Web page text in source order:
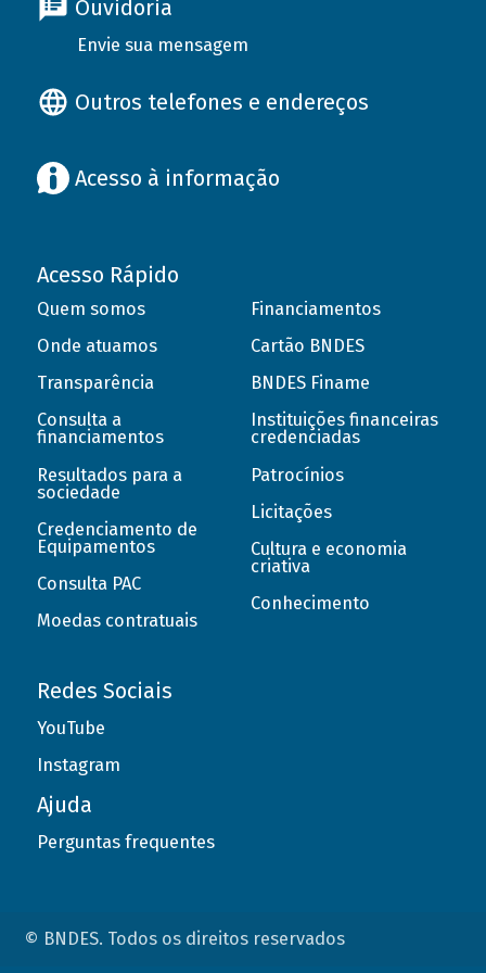
Ouvidoria
Envie sua mensagem
Outros telefones e endereços
Acesso à informação
Acesso Rápido
Quem somos
Onde atuamos
Transparência
Consulta a
financiamentos
Resultados para a
sociedade
Credenciamento de
Equipamentos
Consulta PAC
Moedas contratuais
Financiamentos
Cartão BNDES
BNDES Finame
Instituições financeiras
credenciadas
Patrocínios
Licitações
Cultura e economia
criativa
Conhecimento
Redes Sociais
YouTube
Instagram
Ajuda
Perguntas frequentes
© BNDES. Todos os direitos reservados